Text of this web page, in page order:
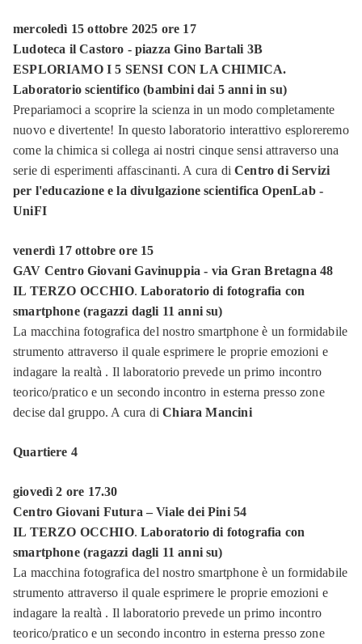
mercoledì 15 ottobre 2025 ore 17
Ludoteca il Castoro - piazza Gino Bartali 3B
ESPLORIAMO I 5 SENSI CON LA CHIMICA.
Laboratorio scientifico (bambini dai 5 anni in su)
Prepariamoci a scoprire la scienza in un modo completamente
nuovo e divertente! In questo laboratorio interattivo esploreremo
come la chimica si collega ai nostri cinque sensi attraverso una
serie di esperimenti affascinanti. A cura diCentro di Servizi
per l'educazione e la divulgazione scientifica OpenLab -
UniFI
venerdì 17 ottobre ore 15
GAV Centro Giovani Gavinuppia - via Gran Bretagna 48
IL TERZO OCCHIO.Laboratorio di fotografia con
smartphone (ragazzi dagli 11 anni su)
La macchina fotografica del nostro smartphone è un formidabile
strumento attraverso il quale esprimere le proprie emozioni e
indagare la realtà . Il laboratorio prevede un primo incontro
teorico/pratico e un secondo incontro in esterna presso zone
decise dal gruppo. A cura diChiara Mancini
Quartiere 4
giovedì 2 ore 17.30
Centro Giovani Futura – Viale dei Pini 54
IL TERZO OCCHIO.Laboratorio di fotografia con
smartphone (ragazzi dagli 11 anni su)
La macchina fotografica del nostro smartphone è un formidabile
strumento attraverso il quale esprimere le proprie emozioni e
indagare la realtà . Il laboratorio prevede un primo incontro
teorico/pratico e un secondo incontro in esterna presso zone